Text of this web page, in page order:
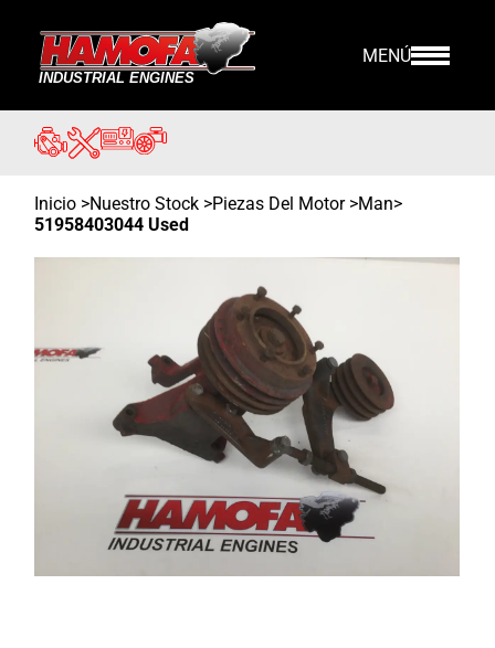
MENÚ
Inicio >Nuestro Stock >Piezas Del Motor >Man>
51958403044 Used